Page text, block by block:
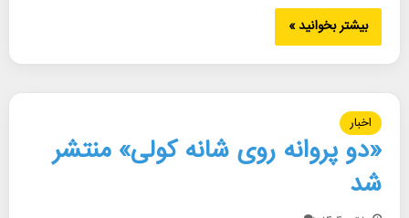
بیشتر بخوانید »
اخبار
«دو پروانه روی شانه کولی» منتشر
شد